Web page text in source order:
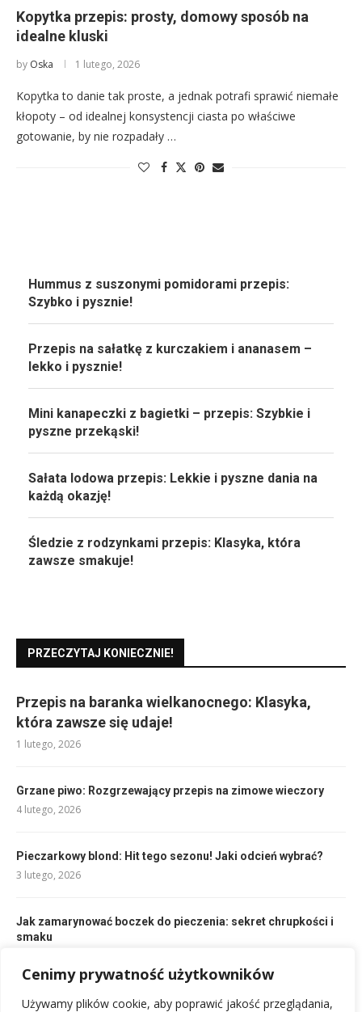
Cenimy prywatność użytkowników
Używamy plików cookie, aby poprawić jakość przeglądania,
Kopytka przepis: prosty, domowy sposób na
idealne kluski
by Oska 1 lutego, 2026
Kopytka to danie tak proste, a jednak potrafi sprawić niemałe
kłopoty – od idealnej konsystencji ciasta po właściwe
gotowanie, by nie rozpadały …
Hummus z suszonymi pomidorami przepis:
Szybko i pysznie!
Przepis na sałatkę z kurczakiem i ananasem –
lekko i pysznie!
Mini kanapeczki z bagietki – przepis: Szybkie i
pyszne przekąski!
Sałata lodowa przepis: Lekkie i pyszne dania na
każdą okazję!
Śledzie z rodzynkami przepis: Klasyka, która
zawsze smakuje!
PRZECZYTAJ KONIECZNIE!
Przepis na baranka wielkanocnego: Klasyka,
która zawsze się udaje!
1 lutego, 2026
Grzane piwo: Rozgrzewający przepis na zimowe wieczory
4 lutego, 2026
Pieczarkowy blond: Hit tego sezonu! Jaki odcień wybrać?
3 lutego, 2026
Jak zamarynować boczek do pieczenia: sekret chrupkości i
smaku
Przepis na smoothie bananowe: Szybki, zdrowy i pyszny